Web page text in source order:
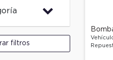
filtros